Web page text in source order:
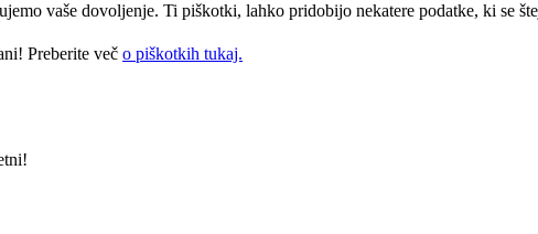
vaše dovoljenje. Ti piškotki, lahko pridobijo nekatere podatke, ki se
Preberite več o piškotkih tukaj.